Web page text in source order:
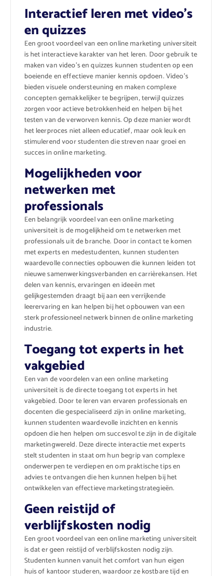
Interactief leren met video’s
en quizzes
Een groot voordeel van een online marketing universiteit
is het interactieve karakter van het leren. Door gebruik te
maken van video’s en quizzes kunnen studenten op een
boeiende en effectieve manier kennis opdoen. Video’s
bieden visuele ondersteuning en maken complexe
concepten gemakkelijker te begrijpen, terwijl quizzes
zorgen voor actieve betrokkenheid en helpen bij het
testen van de verworven kennis. Op deze manier wordt
het leerproces niet alleen educatief, maar ook leuk en
stimulerend voor studenten die streven naar groei en
succes in online marketing.
Mogelijkheden voor
netwerken met
professionals
Een belangrijk voordeel van een online marketing
universiteit is de mogelijkheid om te netwerken met
professionals uit de branche. Door in contact te komen
met experts en medestudenten, kunnen studenten
waardevolle connecties opbouwen die kunnen leiden tot
nieuwe samenwerkingsverbanden en carrièrekansen. Het
delen van kennis, ervaringen en ideeën met
gelijkgestemden draagt bij aan een verrijkende
leerervaring en kan helpen bij het opbouwen van een
sterk professioneel netwerk binnen de online marketing
industrie.
Toegang tot experts in het
vakgebied
Een van de voordelen van een online marketing
universiteit is de directe toegang tot experts in het
vakgebied. Door te leren van ervaren professionals en
docenten die gespecialiseerd zijn in online marketing,
kunnen studenten waardevolle inzichten en kennis
opdoen die hen helpen om succesvol te zijn in de digitale
marketingwereld. Deze directe interactie met experts
stelt studenten in staat om hun begrip van complexe
onderwerpen te verdiepen en om praktische tips en
advies te ontvangen die hen kunnen helpen bij het
ontwikkelen van effectieve marketingstrategieën.
Geen reistijd of
verblijfskosten nodig
Een groot voordeel van een online marketing universiteit
is dat er geen reistijd of verblijfskosten nodig zijn.
Studenten kunnen vanuit het comfort van hun eigen
huis of kantoor studeren, waardoor ze kostbare tijd en